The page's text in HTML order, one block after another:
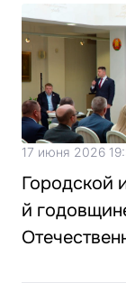
17 июня 2026
Городской
й